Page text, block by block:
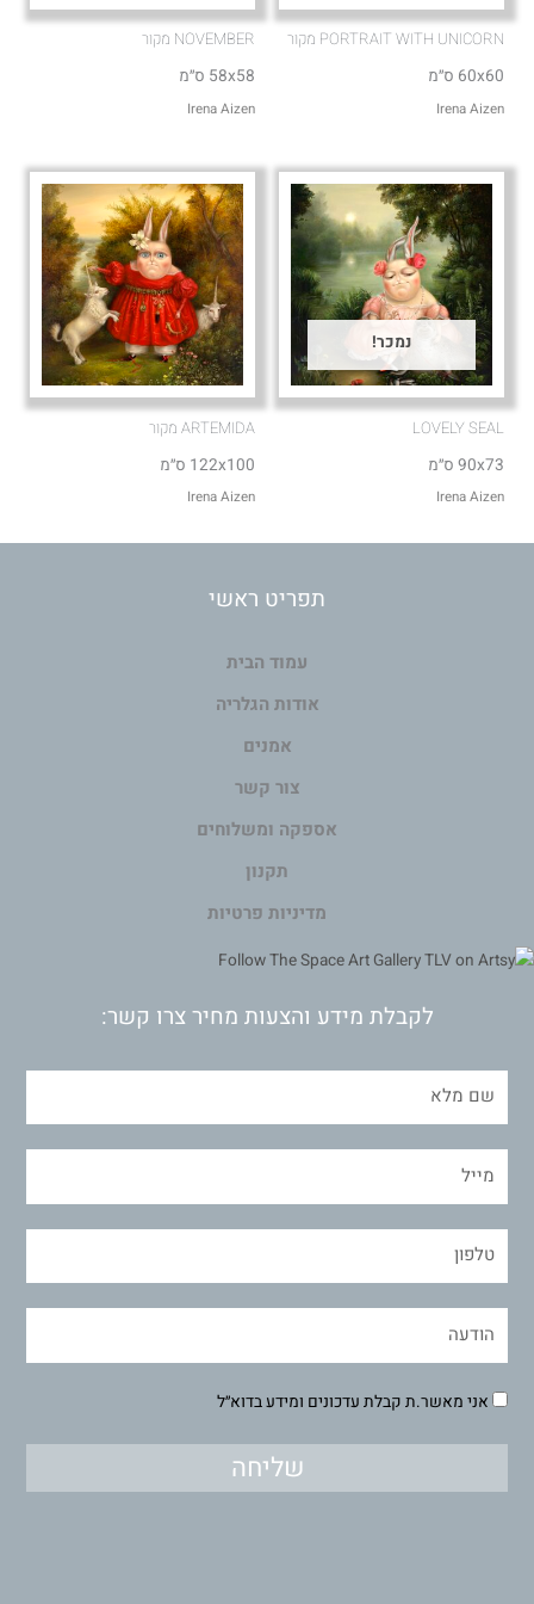
PORTRAIT WITH UNICORN מקור
60x60 ס״מ
Irena Aizen
NOVEMBER מקור
58x58 ס״מ
Irena Aizen
נמכר!
LOVELY SEAL
90x73 ס״מ
Irena Aizen
ARTEMIDA מקור
122x100 ס״מ
Irena Aizen
תפריט ראשי
עמוד הבית
אודות הגלריה
אמנים
צור קשר
אספקה ומשלוחים
תקנון
מדיניות פרטיות
לקבלת מידע והצעות מחיר צרו קשר:
אני מאשר.ת קבלת עדכונים ומידע בדוא״ל
שליחה